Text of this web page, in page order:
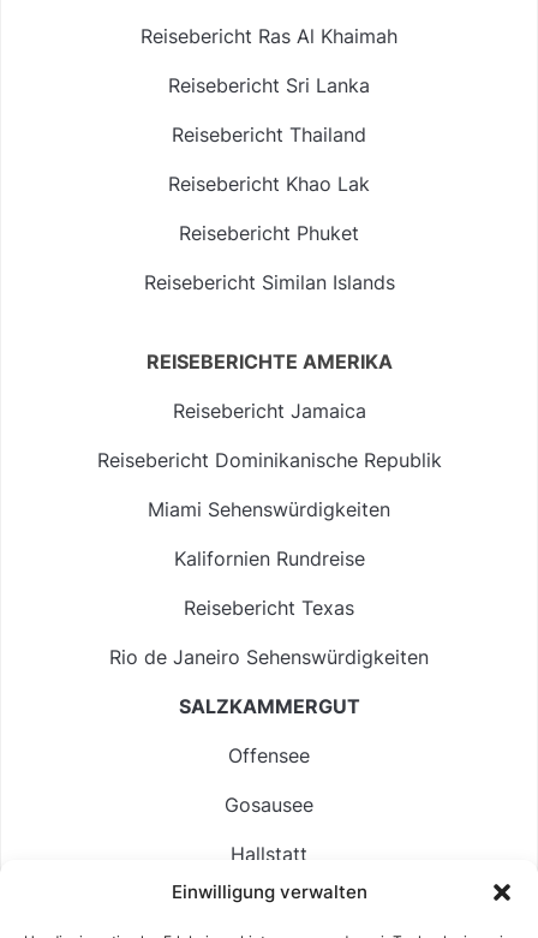
Einwilligung verwalten
Reisebericht Ras Al Khaimah
Reisebericht Sri Lanka
Reisebericht Thailand
Reisebericht Khao Lak
Reisebericht Phuket
Reisebericht Similan Islands
REISEBERICHTE AMERIKA
Reisebericht Jamaica
Reisebericht Dominikanische Republik
Miami Sehenswürdigkeiten
Kalifornien Rundreise
Reisebericht Texas
Rio de Janeiro Sehenswürdigkeiten
SALZKAMMERGUT
Offensee
Gosausee
Hallstatt
Langbathsee